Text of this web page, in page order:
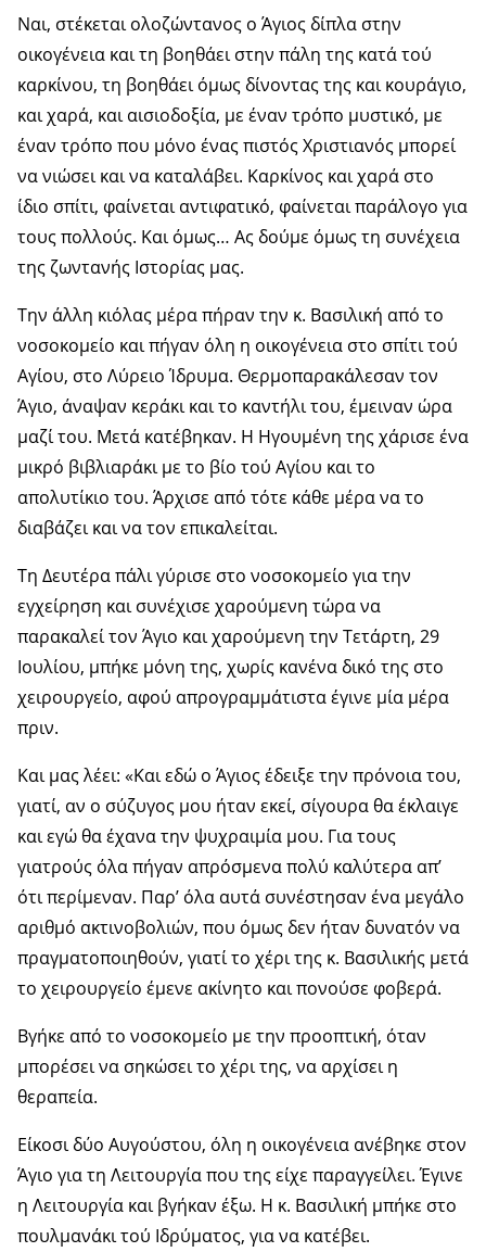
Ναι, στέκεται ολοζώντανος ο Άγιος δίπλα στην
οικογένεια και τη βοηθάει στην πάλη της κατά τού
καρκίνου, τη βοηθάει όμως δίνοντας της και κουράγιο,
και χαρά, και αισιοδοξία, με έναν τρόπο μυστικό, με
έναν τρόπο που μόνο ένας πιστός Χριστιανός μπορεί
να νιώσει και να καταλάβει. Καρκίνος και χαρά στο
ίδιο σπίτι, φαίνεται αντιφατικό, φαίνεται παράλογο για
τους πολλούς. Και όμως… Ας δούμε όμως τη συνέχεια
της ζωντανής Ιστορίας μας.
Την άλλη κιόλας μέρα πήραν την κ. Βασιλική από το
νοσοκομείο και πήγαν όλη η οικογένεια στο σπίτι τού
Αγίου, στο Λύρειο Ίδρυμα. Θερμοπαρακάλεσαν τον
Άγιο, άναψαν κεράκι και το καντήλι του, έμειναν ώρα
μαζί του. Μετά κατέβηκαν. Η Ηγουμένη της χάρισε ένα
μικρό βιβλιαράκι με το βίο τού Αγίου και το
απολυτίκιο του. Άρχισε από τότε κάθε μέρα να το
διαβάζει και να τον επικαλείται.
Τη Δευτέρα πάλι γύρισε στο νοσοκομείο για την
εγχείρηση και συνέχισε χαρούμενη τώρα να
παρακαλεί τον Άγιο και χαρούμενη την Τετάρτη, 29
Ιουλίου, μπήκε μόνη της, χωρίς κανένα δικό της στο
χειρουργείο, αφού απρογραμμάτιστα έγινε μία μέρα
πριν.
Και μας λέει: «Και εδώ ο Άγιος έδειξε την πρόνοια του,
γιατί, αν ο σύζυγος μου ήταν εκεί, σίγουρα θα έκλαιγε
και εγώ θα έχανα την ψυχραιμία μου. Για τους
γιατρούς όλα πήγαν απρόσμενα πολύ καλύτερα απ’
ότι περίμεναν. Παρ’ όλα αυτά συνέστησαν ένα μεγάλο
αριθμό ακτινοβολιών, που όμως δεν ήταν δυνατόν να
πραγματοποιηθούν, γιατί το χέρι της κ. Βασιλικής μετά
το χειρουργείο έμενε ακίνητο και πονούσε φοβερά.
Βγήκε από το νοσοκομείο με την προοπτική, όταν
μπορέσει να σηκώσει το χέρι της, να αρχίσει η
θεραπεία.
Είκοσι δύο Αυγούστου, όλη η οικογένεια ανέβηκε στον
Άγιο για τη Λειτουργία που της είχε παραγγείλει. Έγινε
η Λειτουργία και βγήκαν έξω. Η κ. Βασιλική μπήκε στο
πουλμανάκι τού Ιδρύματος, για να κατέβει.